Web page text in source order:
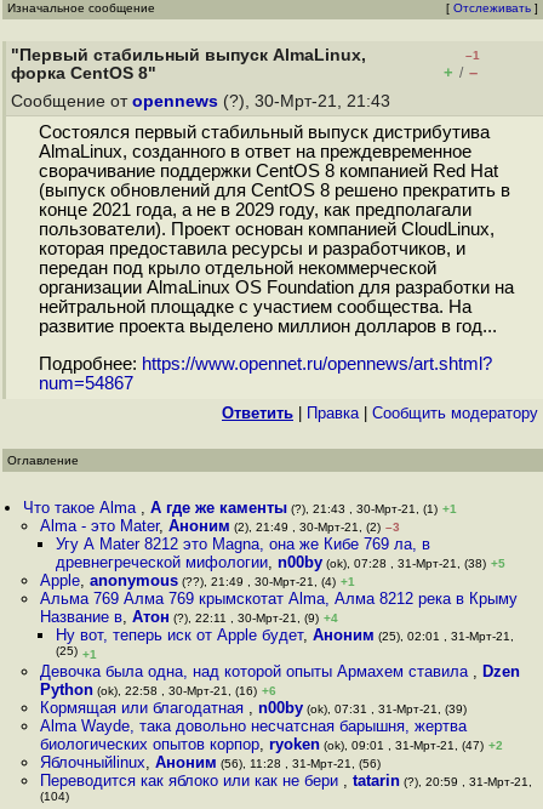
Изначальное сообщение [ Отслеживать ]
"Первый стабильный выпуск AlmaLinux,
форка CentOS 8"
–1
+ / –
Сообщение от opennews (?), 30-Мрт-21, 21:43
Состоялся первый стабильный выпуск дистрибутива
AlmaLinux, созданного в ответ на преждевременное
сворачивание поддержки CentOS 8 компанией Red Hat
(выпуск обновлений для CentOS 8 решено прекратить в
конце 2021 года, а не в 2029 году, как предполагали
пользователи). Проект основан компанией CloudLinux,
которая предоставила ресурсы и разработчиков, и
передан под крыло отдельной некоммерческой
организации AlmaLinux OS Foundation для разработки на
нейтральной площадке с участием сообщества. На
развитие проекта выделено миллион долларов в год...
Подробнее: https://www.opennet.ru/opennews/art.shtml?
num=54867
Ответить Правка| Cообщить модератору
Оглавление
Что такое Alma ,А где же каменты (?), 21:43 , 30-Мрт-21, (1) +1
Alma - это Mater, Аноним (2), 21:49 , 30-Мрт-21, (2) –3
Угу А Mater 8212 это Magna, она же Кибе 769 ла, в
древнегреческой мифологии, n00by(ok), 07:28 , 31-Мрт-21, (38) +5
Apple, anonymous(??), 21:49 , 30-Мрт-21, (4) +1
Альма 769 Алма 769 крымскотат Alma, Алма 8212 река в Крыму
Название в, Атон (?), 22:11 , 30-Мрт-21, (9) +4
Ну вот, теперь иск от Apple будет, Аноним (25), 02:01 , 31-Мрт-21,
(25) +1
Девочка была одна, над которой опыты Армахем ставила , Dzen
Python(ok), 22:58 , 30-Мрт-21, (16) +6
Кормящая или благодатная , n00by(ok), 07:31 , 31-Мрт-21, (39)
Alma Wayde, така довольно несчатсная барышня, жертва
биологических опытов корпор, ryoken(ok), 09:01 , 31-Мрт-21, (47) +2
Яблочныйlinux, Аноним (56), 11:28 , 31-Мрт-21, (56)
Переводится как яблоко или как не бери , tatarin(?), 20:59 , 31-Мрт-21,
(104)